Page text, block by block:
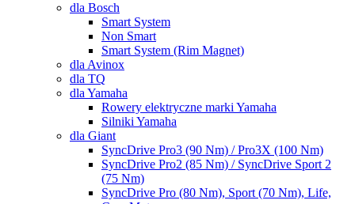
dla Bosch
Smart System
Non Smart
Smart System (Rim Magnet)
dla Avinox
dla TQ
dla Yamaha
Rowery elektryczne marki Yamaha
Silniki Yamaha
dla Giant
SyncDrive Pro3 (90 Nm) / Pro3X (100 Nm)
SyncDrive Pro2 (85 Nm) / SyncDrive Sport 2
(75 Nm)
SyncDrive Pro (80 Nm), Sport (70 Nm), Life,